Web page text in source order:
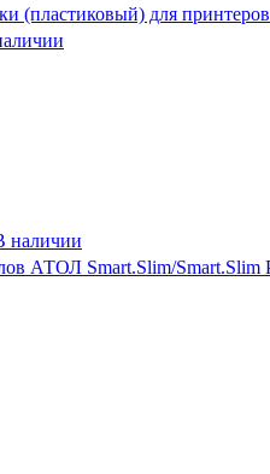
(пластиковый) для
наличии
АТОЛ Smart.Slim/Smart.Slim